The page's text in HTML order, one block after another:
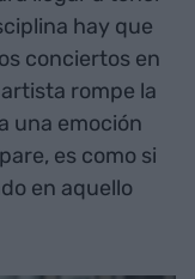
hay que
conciertos en
rompe la
una emoción
es como si
en aquello